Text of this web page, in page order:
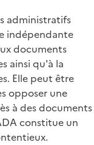
administratifs
indépendante
documents
ainsi qu'à la
Elle peut être
opposer une
à des documents
constitue un